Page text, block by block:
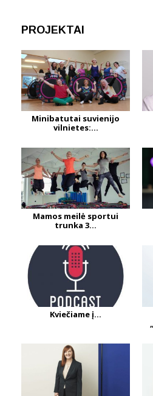
PROJEKTAI
Minibatutai suvienijo
vilnietes:...
Mamos meilė sportui
trunka 3...
Kviečiame į...